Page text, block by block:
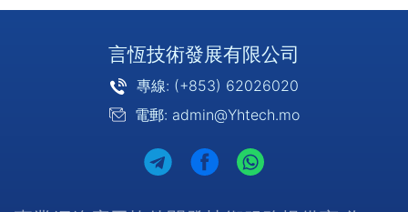
言恆技術發展有限公司
專線: (+853) 62026020
電郵: admin@Yhtech.mo